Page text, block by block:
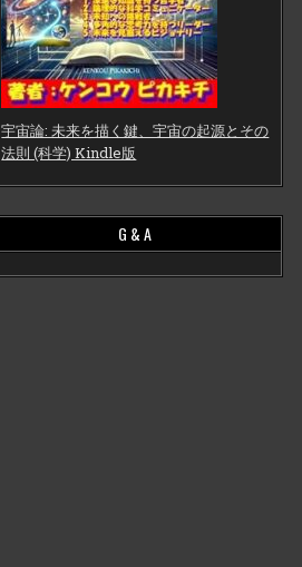
宇宙論: 未来を描く鍵、宇宙の起源とその
法則 (科学) Kindle版
G & A